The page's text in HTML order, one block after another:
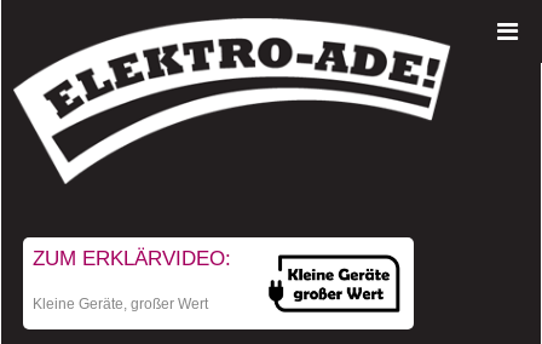
ZUM ERKLÄRVIDEO:
Kleine Geräte, großer Wert